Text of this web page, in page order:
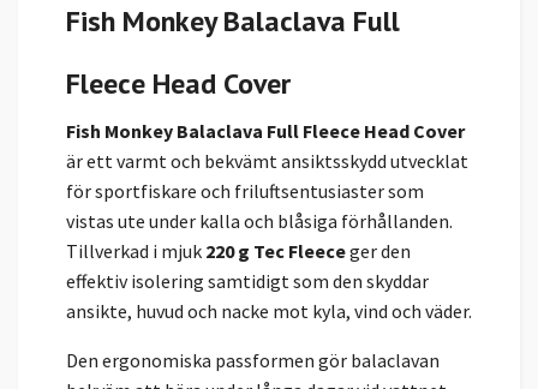
Fish Monkey Balaclava Full
Fleece Head Cover
Fish Monkey Balaclava Full Fleece Head Cover
är ett varmt och bekvämt ansiktsskydd utvecklat
för sportfiskare och friluftsentusiaster som
vistas ute under kalla och blåsiga förhållanden.
Tillverkad i mjuk 220 g Tec Fleeceger den
effektiv isolering samtidigt som den skyddar
ansikte, huvud och nacke mot kyla, vind och väder.
Den ergonomiska passformen gör balaclavan